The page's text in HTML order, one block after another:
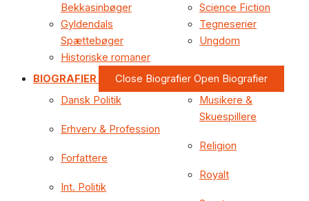
Bekkasinbøger
Gyldendals
Spættebøger
Historiske romaner
Science Fiction
Tegneserier
Ungdom
BIOGRAFIER Close Biografier Open Biografier
Dansk Politik
Erhverv & Profession
Forfattere
Int. Politik
Musikere &
Skuespillere
Religion
Royalt